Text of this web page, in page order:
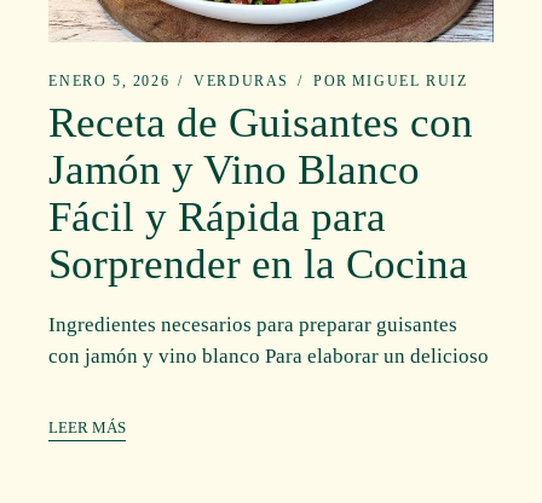
ENERO 5, 2026 VERDURAS POR MIGUEL RUIZ
Receta de Guisantes con
Jamón y Vino Blanco
Fácil y Rápida para
Sorprender en la Cocina
Ingredientes necesarios para preparar guisantes
con jamón y vino blanco Para elaborar un delicioso
LEER MÁS